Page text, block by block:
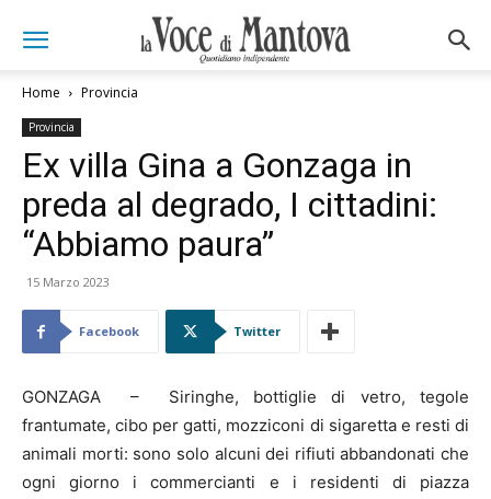
Home Provincia
Provincia
Ex villa Gina a Gonzaga in
preda al degrado, I cittadini:
“Abbiamo paura”
15 Marzo 2023
Facebook Twitter
GONZAGA – Siringhe, bottiglie di vetro, tegole
frantumate, cibo per gatti, mozziconi di sigaretta e resti di
animali morti: sono solo alcuni dei rifiuti abbandonati che
ogni giorno i commercianti e i residenti di piazza